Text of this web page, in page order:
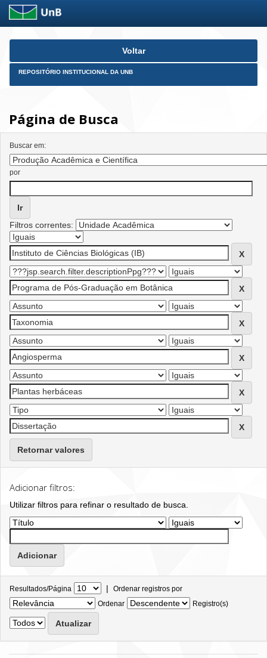
Skip
Voltar
REPOSITÓRIO INSTITUCIONAL DA UNB
Página de Busca
Buscar em:
por
Filtros correntes:
Retornar valores
Adicionar filtros:
Utilizar filtros para refinar o resultado de busca.
Resultados/Página | Ordenar registros por
Ordenar
Registro(s)